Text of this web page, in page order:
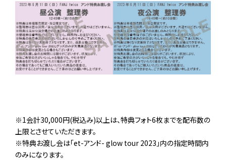
※1会計30,000円(税込み)以上は、特典フォト6枚までを配布数の
上限とさせていただきます。
※特典お渡し会は「et-アンド- glow tour 2023」内の指定時間内
のみになります。